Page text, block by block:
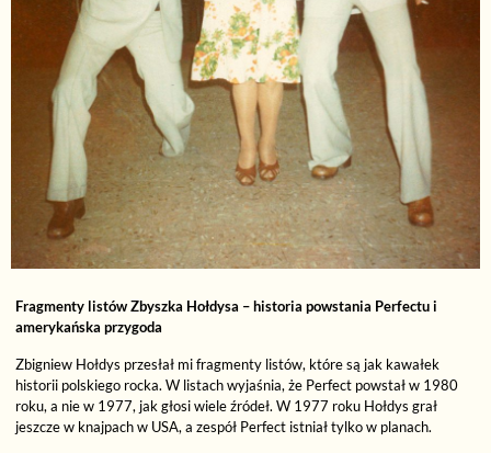
Fragmenty listów Zbyszka Hołdysa – historia powstania Perfectu i
amerykańska przygoda
Zbigniew Hołdys przesłał mi fragmenty listów, które są jak kawałek
historii polskiego rocka. W listach wyjaśnia, że Perfect powstał w 1980
roku, a nie w 1977, jak głosi wiele źródeł. W 1977 roku Hołdys grał
jeszcze w knajpach w USA, a zespół Perfect istniał tylko w planach.